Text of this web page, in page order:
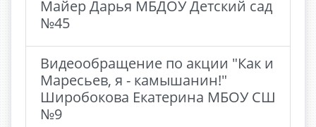
Майер Дарья МБДОУ Детский сад
№45
Видеообращение по акции "Как и
Маресьев, я - камышанин!"
Широбокова Екатерина МБОУ СШ
№9